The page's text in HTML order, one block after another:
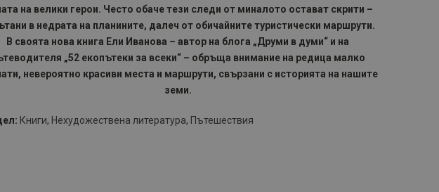
на велики герои. Често обаче тези следи от миналото остават скрити –
в недрата на планините, далеч от обичайните туристически маршрути.
В своята нова книга Ели Иванова – автор на блога „Друми в думи“ и на
„52 екопътеки за всеки“ – обръща внимание на редица малко
невероятно красиви места и маршрути, свързани с историята на нашите
земи.
Книги, Нехудожествена литература, Пътешествия